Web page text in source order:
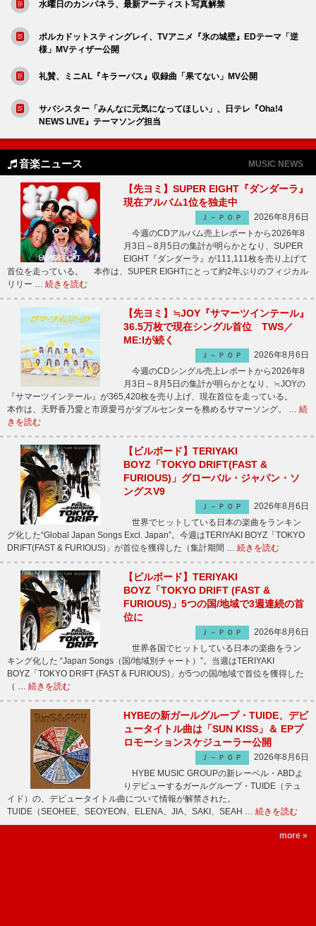
水曜日のカンパネラ、最新アーティスト写真解禁
ポルカドットスティングレイ、TVアニメ『氷の城壁』EDテーマ「逆
様」MVティザー公開
礼賛、ミニAL『キラーパス』収録曲「果てない」MV公開
サバシスター「みんなに元気になってほしい」、日テレ『Oha!4
NEWS LIVE』テーマソング担当
音楽ニュース MUSIC NEWS
【先ヨミ】SUPER EIGHT『ダンダーラ』
現在アルバム1位を独走中
Ｊ－ＰＯＰ
2026年8月6日
今週のCDアルバム売上レポートから2026年8
月3日～8月5日の集計が明らかとなり、SUPER
EIGHT『ダンダーラ』が111,111枚を売り上げて
首位を走っている。 本作は、SUPER EIGHTにとって約2年ぶりのフィジカル
リリー … 続きを読む
【先ヨミ】≒JOY『サマーツインテール』
36.5万枚で現在シングル首位 TWS／
ME:Iが続く
Ｊ－ＰＯＰ
2026年8月6日
今週のCDシングル売上レポートから2026年8
月3日～8月5日の集計が明らかとなり、≒JOYの
『サマーツインテール』が365,420枚を売り上げ、現在首位を走っている。
本作は、天野香乃愛と市原愛弓がダブルセンターを務めるサマーソング。 … 続
きを読む
【ビルボード】TERIYAKI
BOYZ「TOKYO DRIFT(FAST &
FURIOUS)」グローバル・ジャパン・ソ
ングスV9
Ｊ－ＰＯＰ
2026年8月6日
世界でヒットしている日本の楽曲をランキン
グ化した“Global Japan Songs Excl. Japan”。今週はTERIYAKI BOYZ「TOKYO
DRIFT(FAST & FURIOUS)」が首位を獲得した（集計期間 … 続きを読む
【ビルボード】TERIYAKI
BOYZ「TOKYO DRIFT (FAST &
FURIOUS)」5つの国/地域で3週連続の首
位に
Ｊ－ＰＯＰ
2026年8月6日
世界各国でヒットしている日本の楽曲をラン
キング化した “Japan Songs（国/地域別チャート）”。当週はTERIYAKI
BOYZ「TOKYO DRIFT (FAST & FURIOUS)」が5つの国/地域で首位を獲得した
（ … 続きを読む
HYBEの新ガールグループ・TUIDE、デビ
ュータイトル曲は「SUN KISS」＆ EPプ
ロモーションスケジューラー公開
Ｊ－ＰＯＰ
2026年8月6日
HYBE MUSIC GROUPの新レーベル・ABDよ
りデビューするガールグループ・TUIDE（テュ
イド）の、デビュータイトル曲について情報が解禁された。
TUIDE（SEOHEE、SEOYEON、ELENA、JIA、SAKI、SEAH … 続きを読む
more »